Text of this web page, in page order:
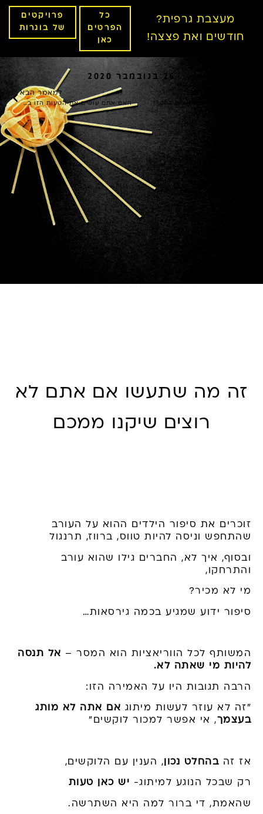
מעצבת גרפית?
חודשים ואת פצצה!
כל
הפרטים
כאן
פרויקטים
של בוגרות
26 בנובמבר 2020
בכנות: הייתם מאמינים להם?!
למאמר הבא
האם אתם עושים את הטעות הזו בעסק? (+סיפורון אישי)
זה מה שתעשו אם אתם לא
רוצים שיקנו ממכם
זוכרים את סיפור הילדים ההוא על העורב
שהתחפש וניסה להיות טווס, ברווז, תרנגול
ובסוף, איך לא, החברים גילו שהוא עורב
והתרחקו,
מי לא מכיר?
סיפור ידוע שמגיע בכמה גירסאות…
המשותף לכל הווריאציות הוא המסר – אל תנסה
להיות מי שאתה לא.
הרבה תגובות היו על האמירה הזו:
"זה לא עוזר לעשות מיתוג אם אתה לא מותג
בעצמך, אי אפשר למכור לוקשים"
אז זה בהחלט נכון , הענין עם הלוקשים,
רק שבכל הנוגע למיתוג- יש כאן טעות
שהאמת, די ברור למה היא השתרשה.